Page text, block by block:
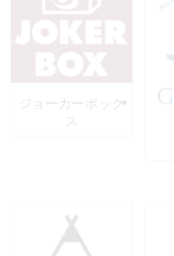
ジョーカーボック
ス